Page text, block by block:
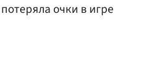
очки в игре